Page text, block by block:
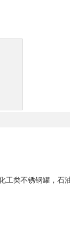
工类不锈钢罐，石